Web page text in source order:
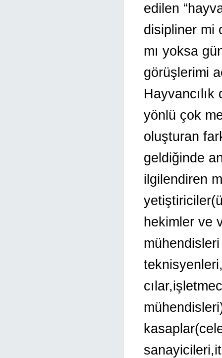
edilen
disipliner mi
mı yoksa
görüşlerimi
yönlü çok
oluşturan
geldiğinde
ilgilendiren
hekimler ve